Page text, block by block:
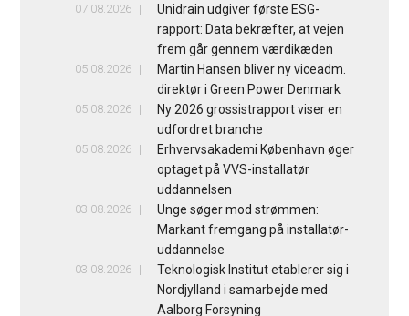
07.08.2026
Unidrain udgiver første ESG-
rapport: Data bekræfter, at vejen
frem går gennem værdikæden
05.08.2026
Martin Hansen bliver ny viceadm.
direktør i Green Power Denmark
05.08.2026
Ny 2026 grossistrapport viser en
udfordret branche
05.08.2026
Erhvervsakademi København øger
optaget på VVS-installatør
uddannelsen
03.08.2026
Unge søger mod strømmen:
Markant fremgang på installatør-
uddannelse
03.08.2026
Teknologisk Institut etablerer sig i
Nordjylland i samarbejde med
Aalborg Forsyning